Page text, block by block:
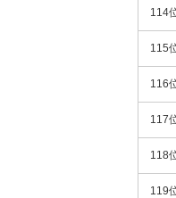
114
115
116
117
118
119